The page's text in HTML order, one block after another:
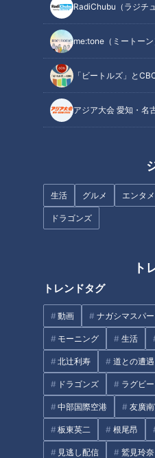
RadiChubu（ラジチュ
me:tone（ミートーン
「ビートルズ」と
アジア大会 愛知・名
生活 グルメ エンタメ
ドラゴンズ
ト
トレンドタグ
動画 ナガシマスパ
モーニング 生活
北辻利寿 道との遭遇
ドラゴンズ ラグビー
中部国際空港 友廣
板東英二 根尾昂
見逃し配信 鷲見玲奈
「すごく弾力がある！」自分で
釣った新鮮な“鳴門鯛”のお造り
に感激！グラビアアイドル・三
【岐阜】軽トラ女子が「初体験
四万十川沿いで“軽トラサウ
ナ”を満喫！グラビアアイドル・
三田悠貴の軽トラ四国一周の旅
タグ
エンタメ 三田悠貴